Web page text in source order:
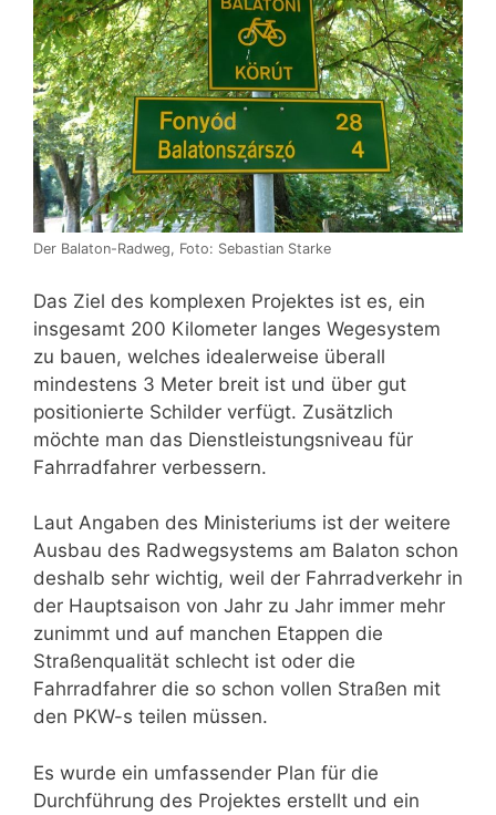
Der Balaton-Radweg, Foto: Sebastian Starke
Das Ziel des komplexen Projektes ist es, ein
insgesamt 200 Kilometer langes Wegesystem
zu bauen, welches idealerweise überall
mindestens 3 Meter breit ist und über gut
positionierte Schilder verfügt. Zusätzlich
möchte man das Dienstleistungsniveau für
Fahrradfahrer verbessern.
Laut Angaben des Ministeriums ist der weitere
Ausbau des Radwegsystems am Balaton schon
deshalb sehr wichtig, weil der Fahrradverkehr in
der Hauptsaison von Jahr zu Jahr immer mehr
zunimmt und auf manchen Etappen die
Straßenqualität schlecht ist oder die
Fahrradfahrer die so schon vollen Straßen mit
den PKW-s teilen müssen.
Es wurde ein umfassender Plan für die
Durchführung des Projektes erstellt und ein